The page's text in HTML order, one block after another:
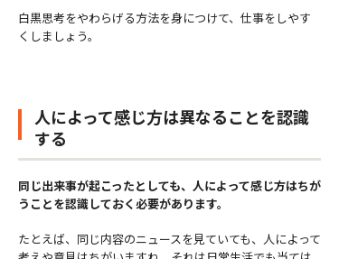
白黒思考をやわらげる方法を身につけて、仕事をしやす
くしましょう。
人によって感じ方は異なることを認識
する
同じ出来事が起こったとしても、人によって感じ方はちが
うことを認識しておく必要があります。
たとえば、同じ内容のニュースを見ていても、人によって